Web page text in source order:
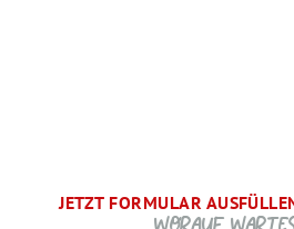
JETZT FORMULAR